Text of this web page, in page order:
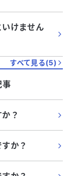
けません
すべて見る(5)
事
？
か？